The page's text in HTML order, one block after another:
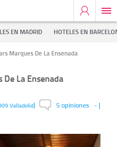
EN MADRID HOTELES EN
Marques De La Ensenada
La Ensenada
Valladolid) 5 opiniones - |